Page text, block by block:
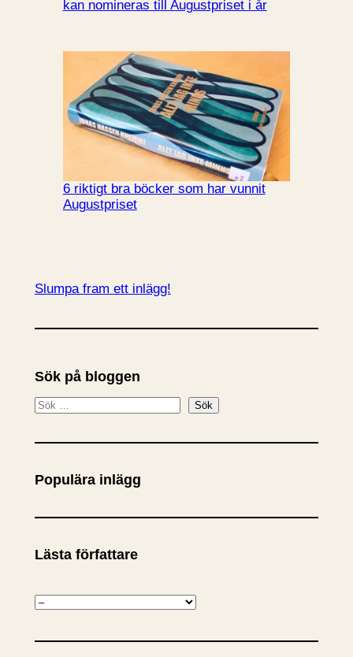
kan nomineras till Augustpriset i år
6 riktigt bra böcker som har vunnit
Augustpriset
Slumpa fram ett inlägg!
Sök på bloggen
S
k
Sök
Populära inlägg
Lästa författare
K
t